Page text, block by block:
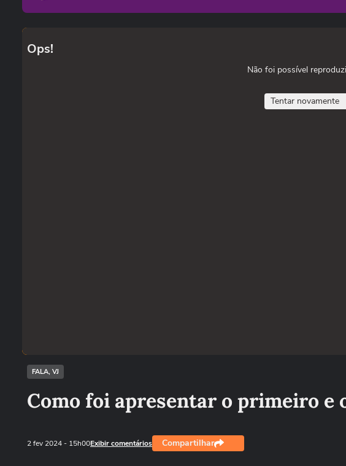
Ops!
Não foi possível
Tentar novamente
FALA, VJ
Como foi apresentar o primeiro
2 fev 2024- 15h00Exibir comentários Compartilhar